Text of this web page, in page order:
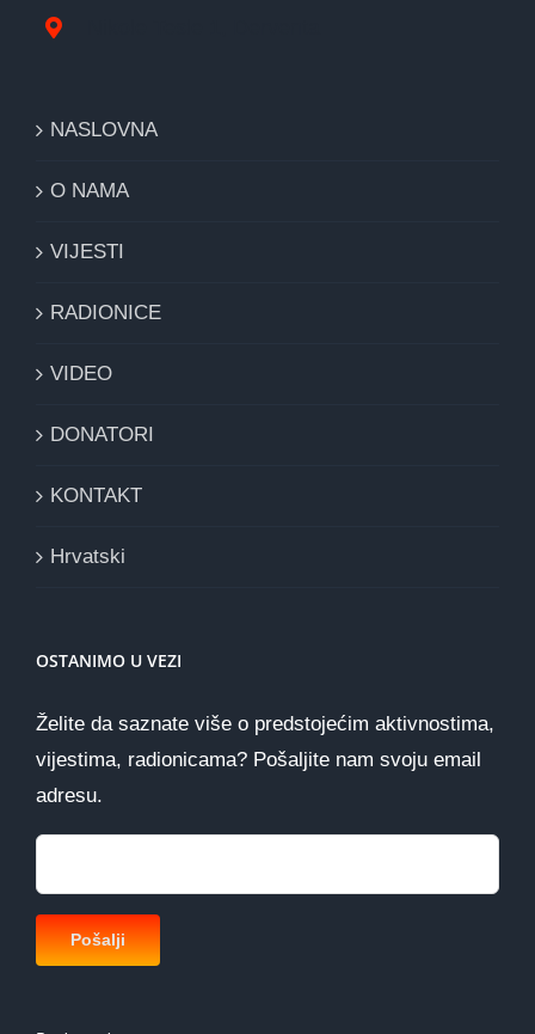
NASLOVNA
O NAMA
VIJESTI
RADIONICE
VIDEO
DONATORI
KONTAKT
Hrvatski
OSTANIMO U VEZI
Želite da saznate više o predstojećim aktivnostima,
vijestima, radionicama? Pošaljite nam svoju email
adresu.